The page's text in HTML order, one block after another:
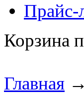
Прайс-
Корзина
Главная →